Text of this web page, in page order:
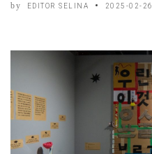
by EDITOR SELINA 2025-02-26